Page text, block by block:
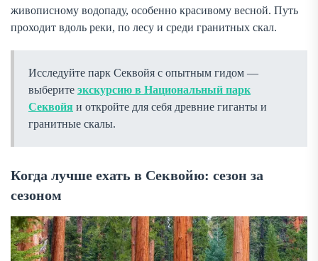
живописному водопаду, особенно красивому весной. Путь
проходит вдоль реки, по лесу и среди гранитных скал.
Исследуйте парк Секвойя с опытным гидом —
выберите экскурсию в Национальный парк
Секвойя и откройте для себя древние гиганты и
гранитные скалы.
Когда лучше ехать в Секвойю: сезон за
сезоном